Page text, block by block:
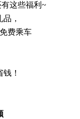
这些福利 ~
，
费乘车
！